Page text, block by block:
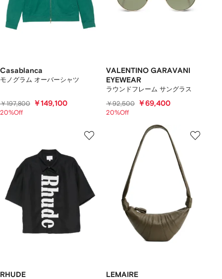
Casablanca
モノグラム オーバーシャツ
￥197,800 ￥149,100
20%Off
VALENTINO GARAVANI
EYEWEAR
ラウンドフレーム サングラス
￥92,500 ￥69,400
20%Off
RHUDE LEMAIRE